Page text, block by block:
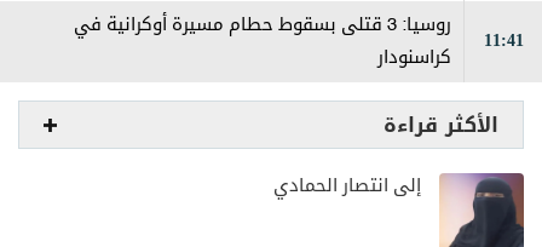
11:41
روسيا: 3 قتلى بسقوط حطام مسيرة أوكرانية في
كراسنودار
الأكثر قراءة
إلى انتصار الحمادي